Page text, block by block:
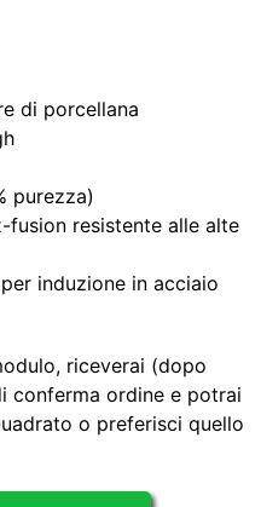
di porcellana
purezza)
fusion resistente alle alte
induzione in acciaio
riceverai (dopo
conferma ordine e potrai
o preferisci quello